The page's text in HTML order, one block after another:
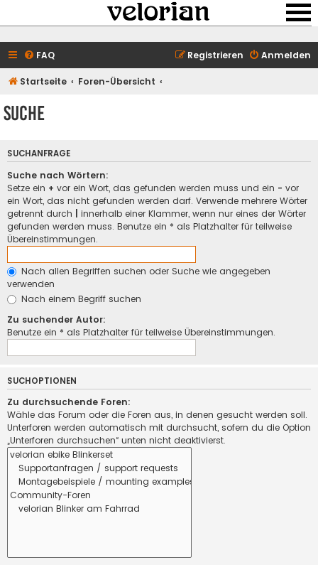
FAQ Anmelden
Registrieren
Startseite Foren-Übersicht
Suche
SUCHANFRAGE
Suche nach Wörtern:
Setze ein + vor ein Wort, das gefunden werden muss und ein - vor
ein Wort, das nicht gefunden werden darf. Verwende mehrere Wörter
getrennt durch
innerhalb einer Klammer, wenn nur eines der Wörter
gefunden werden muss. Benutze ein * als Platzhalter für teilweise
Übereinstimmungen.
Nach allen Begriffen suchen oder Suche wie angegeben
verwenden
Nach einem Begriff suchen
Zu suchender Autor:
Benutze ein * als Platzhalter für teilweise Übereinstimmungen.
SUCHOPTIONEN
Zu durchsuchende Foren:
Wähle das Forum oder die Foren aus, in denen gesucht werden soll.
Unterforen werden automatisch mit durchsucht, sofern du die Option
„Unterforen durchsuchen“ unten nicht deaktivierst.